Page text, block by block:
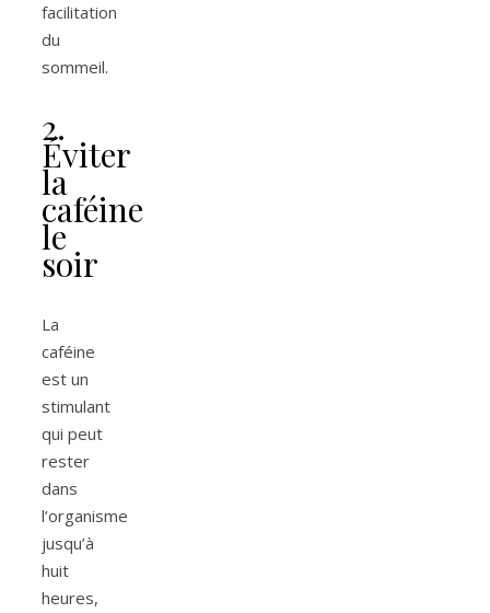
facilitation
du
sommeil.
2.
Éviter
la
caféine
le
soir
La
caféine
est un
stimulant
qui peut
rester
dans
l’organisme
jusqu’à
huit
heures,